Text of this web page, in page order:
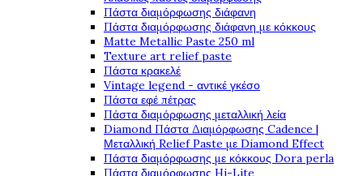
Πάστα διαμόρφωσης διάφανη
Πάστα διαμόρφωσης διάφανη με κόκκους
Matte Metallic Paste 250 ml
Texture art relief paste
Πάστα κρακελέ
Vintage legend - αντικέ γκέσο
Πάστα εφέ πέτρας
Πάστα διαμόρφωσης μεταλλική λεία
Diamond Πάστα Διαμόρφωσης Cadence |
Μεταλλική Relief Paste με Diamond Effect
Πάστα διαμόρφωσης με κόκκους Dora perla
Πάστα διαμόρφωσης Hi-Lite